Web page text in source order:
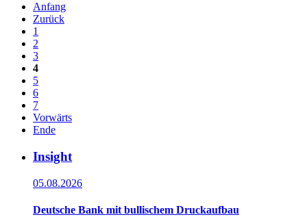
Anfang
Zurück
1
2
3
4
5
6
7
Vorwärts
Ende
Insight
05.08.2026
Deutsche Bank mit bullischem Druckaufbau